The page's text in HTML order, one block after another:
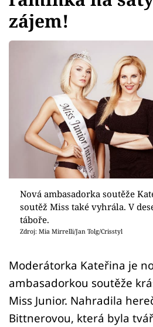
Showbyznys
Youtubeři
Sex a vztahy
Videa
Sledujte prima+
Přihlášení
Sledujte nás
zájem!
Nová ambasadorka soutěže
soutěž Miss také vyhrála. V
táboře.
Zdroj: Mia Mirrelli/Jan Tolg/Crisstyl
Moderátorka Kateřina je
ambasadorkou soutěže
Miss Junior. Nahradila
Bittnerovou, která byla